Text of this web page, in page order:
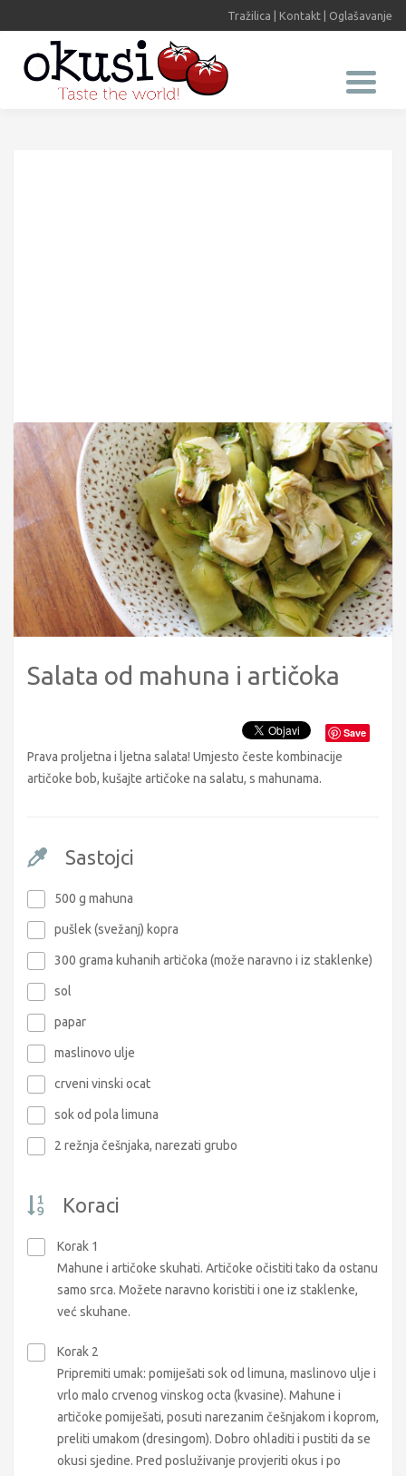
Tražilica Kontakt Oglašavanje
Salata od mahuna i artičoka
Save
Prava proljetna i ljetna salata! Umjesto česte kombinacije
artičoke bob, kušajte artičoke na salatu, s mahunama.
Sastojci
500 g mahuna
pušlek (svežanj) kopra
300 grama kuhanih artičoka (može naravno i iz staklenke)
sol
papar
maslinovo ulje
crveni vinski ocat
sok od pola limuna
2 režnja češnjaka, narezati grubo
Koraci
Korak 1
Mahune i artičoke skuhati. Artičoke očistiti tako da ostanu
samo srca. Možete naravno koristiti i one iz staklenke,
već skuhane.
Korak 2
Pripremiti umak: pomiješati sok od limuna, maslinovo ulje i
vrlo malo crvenog vinskog octa (kvasine). Mahune i
artičoke pomiješati, posuti narezanim češnjakom i koprom,
preliti umakom (dresingom). Dobro ohladiti i pustiti da se
okusi sjedine. Pred posluživanje provjeriti okus i po